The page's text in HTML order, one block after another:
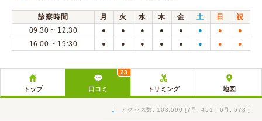
口コミ投稿
診察時間 月 火 水 木 金 土 日
祝
09:30 ~ 12:30
● ● ● ● ● ● ● ●
16:00 ~ 19:30 ● ● ● ● ● ● ● ●
トップ 口コミ
23
トリミング 地図
↓ アクセス数: 103,590 [7月: 451 | 6月: 578 ]